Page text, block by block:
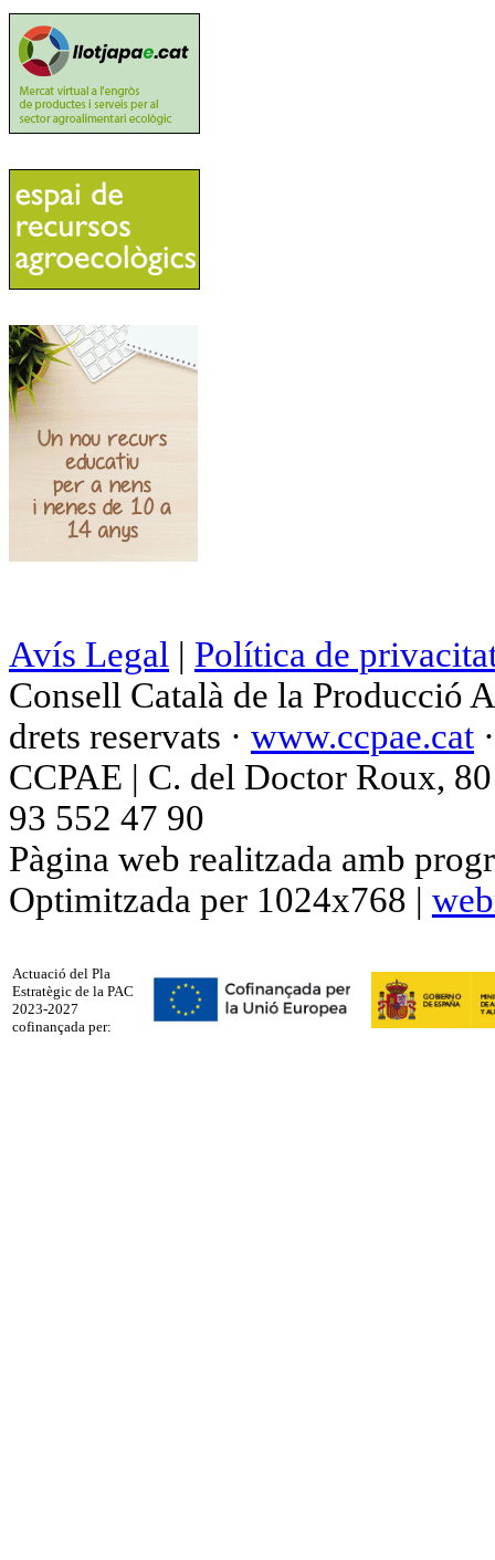
Avís Legal | Política de
Consell Català de la Producció
drets reservats · www.ccpae.cat
CCPAE | C. del Doctor Roux,
93 552 47 90
Pàgina web realitzada amb
Optimitzada per 1024x768 |
Actuació del Pla
Estratègic de la PAC
2023-2027
cofinançada per: